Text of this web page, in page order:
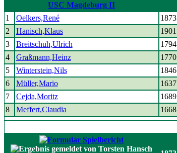
USC Magdeburg II
1 Oelkers,René 1873
2
Hanisch,Klaus 1901
3
Breitschuh,Ulrich 1794
4
Graßmann,Heinz 1770
5
Winterstein,Nils 1846
6
Müller,Mario 1637
7
Cejda,Moritz 1689
8
Meffert,Claudia 1668